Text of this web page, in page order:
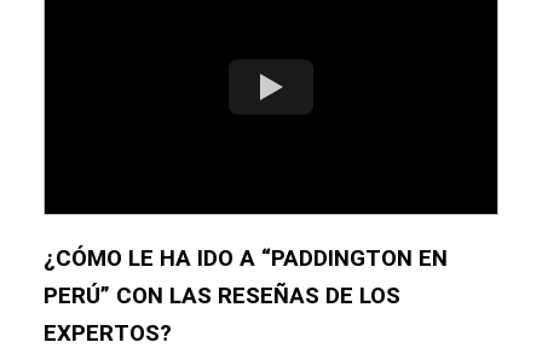
¿CÓMO LE HA IDO A “PADDINGTON EN
PERÚ” CON LAS RESEÑAS DE LOS
EXPERTOS?